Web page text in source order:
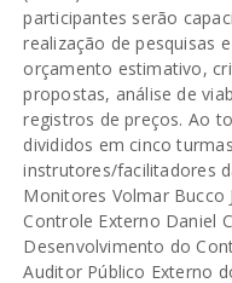
participantes serão
realização de pesquisas
orçamento estimativo,
propostas, análise de
registros de preços. Ao
divididos em cinco
instrutores/facilitadores
Monitores Volmar Bucco
Controle Externo Daniel
Desenvolvimento do
Auditor Público Externo